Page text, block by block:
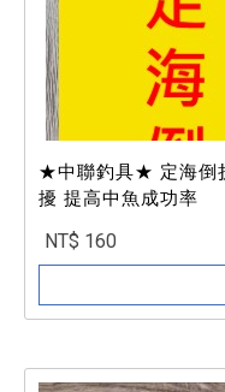
★中聯釣具★ 定海倒
擾 提高中魚成功率
NT$ 160